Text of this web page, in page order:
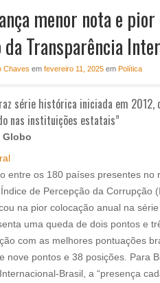
menor nota e
Transparência
Chaves em fevereiro 11, 2025em Política
série histórica iniciada em 2012,
nas instituições estatais”
entre os 180 países presentes
de Percepção da Corrupção
na pior colocação anual na
uma queda de dois pontos e
com as melhores pontuações
nove pontos e 38 posições. Para
Brasil, a “presença